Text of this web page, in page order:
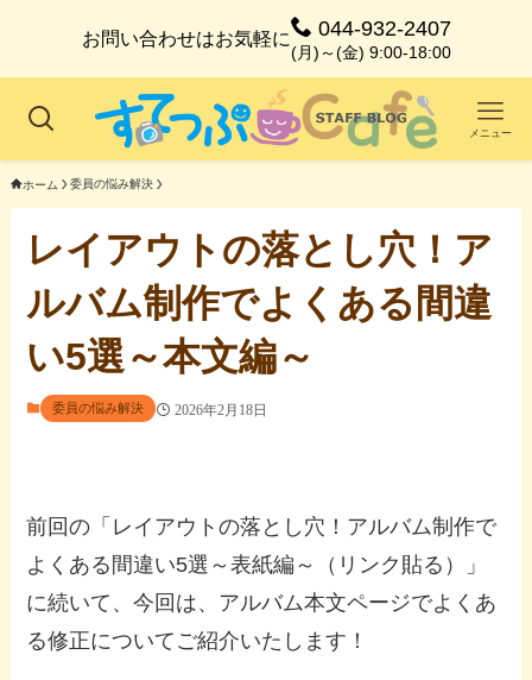
お問い合わせはお気軽に 044-932-2407
(月)～(金) 9:00-18:00
メニュー
ホーム 委員の悩み解決
レイアウトの落とし穴！ア
ルバム制作でよくある間違
い5選～本文編～
委員の悩み解決 2026年2月18日
前回の「レイアウトの落とし穴！アルバム制作で
よくある間違い5選～表紙編～（リンク貼る）」
に続いて、今回は、アルバム本文ページでよくあ
る修正についてご紹介いたします！